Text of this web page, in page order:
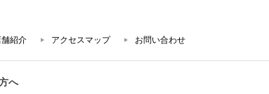
舗紹介 アクセスマップ お問い合わせ
へ